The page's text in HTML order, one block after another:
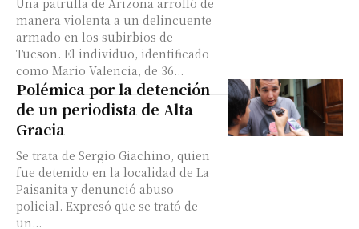
Una patrulla de Arizona arrolló de
manera violenta a un delincuente
armado en los subirbios de
Tucson. El individuo, identificado
como Mario Valencia, de 36...
Polémica por la detención
de un periodista de Alta
Gracia
Se trata de Sergio Giachino, quien
fue detenido en la localidad de La
Paisanita y denunció abuso
policial. Expresó que se trató de
un...